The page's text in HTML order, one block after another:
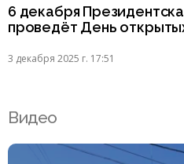
6 декабря
проведёт День
3 декабря 2025 г. 17:51
Видео